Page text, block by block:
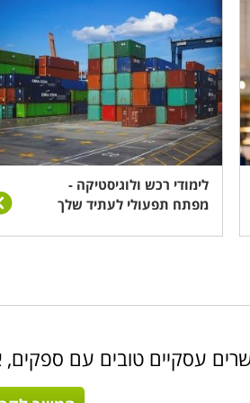
לימודי רכש ולוגיסטיקה -
מפתח תפעולי לעתיד שלך
עסקיים טובים עם ספקים,